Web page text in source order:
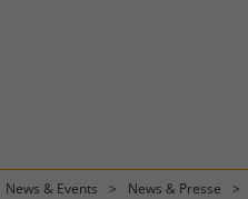
News & Events
News & Presse